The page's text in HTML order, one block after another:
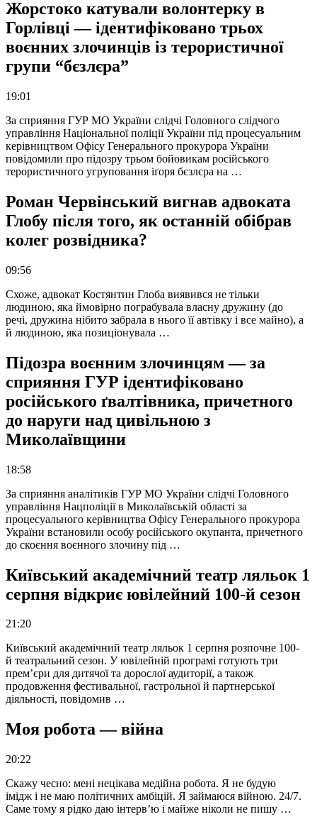
Жорстоко катували волонтерку в
Горлівці — ідентифіковано трьох
воєнних злочинців із терористичної
групи “бєзлєра”
19:01
За сприяння ГУР МО України слідчі Головного слідчого
управління Національної поліції України під процесуальним
керівництвом Офісу Генерального прокурора України
повідомили про підозру трьом бойовикам російського
терористичного угруповання іґоря бєзлєра на …
Роман Червінський вигнав адвоката
Глобу після того, як останній обібрав
колег розвідника?
09:56
Схоже, адвокат Костянтин Глоба виявився не тільки
людиною, яка ймовірно пограбувала власну дружину (до
речі, дружина нібито забрала в нього її автівку і все майно), а
й людиною, яка позиціонувала …
Підозра воєнним злочинцям — за
сприяння ГУР ідентифіковано
російського ґвалтівника, причетного
до наруги над цивільною з
Миколаївщини
18:58
За сприяння аналітиків ГУР МО України слідчі Головного
управління Нацполіції в Миколаївській області за
процесуального керівництва Офісу Генерального прокурора
України встановили особу російського окупанта, причетного
до скоєння воєнного злочину під …
Київський академічний театр ляльок 1
серпня відкриє ювілейний 100-й сезон
21:20
Київський академічний театр ляльок 1 серпня розпочне 100-
й театральний сезон. У ювілейній програмі готують три
прем’єри для дитячої та дорослої аудиторії, а також
продовження фестивальної, гастрольної й партнерської
діяльності, повідомив …
Моя робота — війна
20:22
Скажу чесно: мені нецікава медійна робота. Я не будую
імідж і не маю політичних амбіцій. Я займаюся війною. 24/7.
Саме тому я рідко даю інтерв’ю і майже ніколи не пишу …